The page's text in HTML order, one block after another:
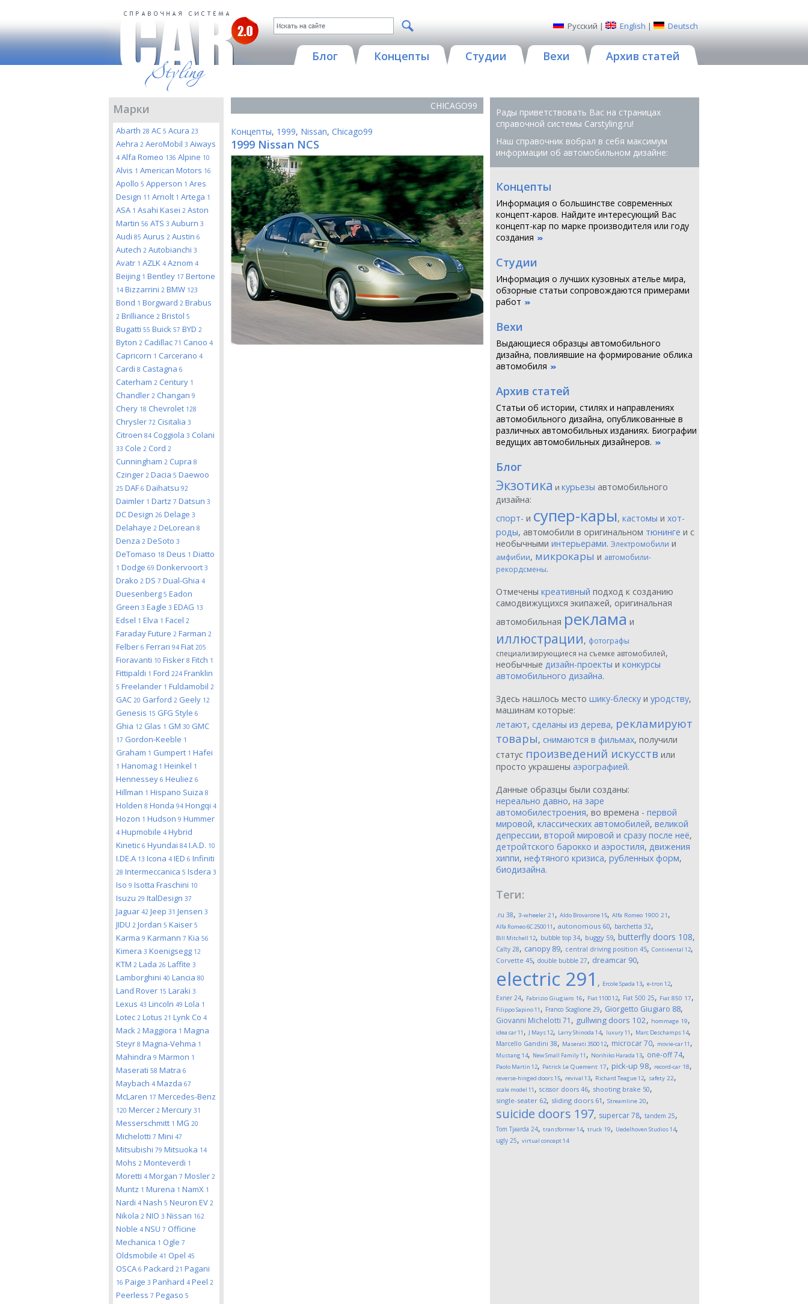
Русский | English | Deutsch
Блог Концепты Студии Вехи Архив статей
Марки
Abarth 28 AC 5 Acura 23
Aehra 2 AeroMobil 3 Aiways
4 Alfa Romeo 136 Alpine 10
Alvis 1 American Motors 16
Apollo 5 Apperson 1 Ares
Design 11 Arnolt 1 Artega 1
ASA 1 Asahi Kasei 2 Aston
Martin 56 ATS 3 Auburn 3
Audi 85 Aurus 2 Austin 6
Autech 2 Autobianchi 3
Avatr 1 AZLK 4 Aznom 4
Beijing 1 Bentley 17 Bertone
14 Bizzarrini 2 BMW 123
Bond 1 Borgward 2 Brabus
2 Brilliance 2 Bristol 5
Bugatti 55 Buick 57 BYD 2
Byton 2 Cadillac 71 Canoo 4
Capricorn 1 Carcerano 4
Cardi 8 Castagna 6
Caterham 2 Century 1
Chandler 2 Changan 9
Chery 18 Chevrolet 128
Chrysler 72 Cisitalia 3
Citroen 84 Coggiola 3 Colani
33 Cole 2 Cord 2
Cunningham 2 Cupra 8
Czinger 2 Dacia 5 Daewoo
25 DAF 6 Daihatsu 92
Daimler 1 Dartz 7 Datsun 3
DC Design 26 Delage 3
Delahaye 2 DeLorean 8
Denza 2 DeSoto 3
DeTomaso 18 Deus 1 Diatto
1 Dodge 69 Donkervoort 3
Drako 2 DS 7 Dual-Ghia 4
Duesenberg 5 Eadon
Green 3 Eagle 3 EDAG 13
Edsel 1 Elva 1 Facel 2
Faraday Future 2 Farman 2
Felber 6 Ferrari 94 Fiat 205
Fioravanti 10 Fisker 8 Fitch 1
Fittipaldi 1 Ford 224 Franklin
5 Freelander 1 Fuldamobil 2
GAC 20 Garford 2 Geely 12
Genesis 15 GFG Style 6
Ghia 12 Glas 1 GM 30 GMC
17 Gordon-Keeble 1
Graham 1 Gumpert 1 Hafei
1 Hanomag 1 Heinkel 1
Hennessey 6 Heuliez 6
Hillman 1 Hispano Suiza 8
Holden 8 Honda 94 Hongqi 4
Hozon 1 Hudson 9 Hummer
4 Hupmobile 4 Hybrid
Kinetic 6 Hyundai 84 I.A.D. 10
I.DE.A 13 Icona 4 IED 6 Infiniti
28 Intermeccanica 5 Isdera 3
Iso 9 Isotta Fraschini 10
Isuzu 29 ItalDesign 37
Jaguar 42 Jeep 31 Jensen 3
JIDU 2 Jordan 5 Kaiser 5
Karma 9 Karmann 7 Kia 56
Kimera 3 Koenigsegg 12
KTM 2 Lada 26 Laffite 3
Lamborghini 40 Lancia 80
Land Rover 15 Laraki 3
Lexus 43 Lincoln 49 Lola 1
Lotec 2 Lotus 21 Lynk Co 4
Mack 2 Maggiora 1 Magna
Steyr 8 Magna-Vehma 1
Mahindra 9 Marmon 1
Maserati 58 Matra 6
Maybach 4 Mazda 67
McLaren 17 Mercedes-Benz
120 Mercer 2 Mercury 31
Messerschmitt 1 MG 20
Michelotti 7 Mini 47
Mitsubishi 79 Mitsuoka 14
Mohs 2 Monteverdi 1
Moretti 4 Morgan 7 Mosler 2
Muntz 1 Murena 1 NamX 1
Nardi 4 Nash 5 Neuron EV 2
Nikola 2 NIO 3 Nissan 162
Noble 4 NSU 7 Officine
Mechanica 1 Ogle 7
Oldsmobile 41 Opel 45
OSCA 6 Packard 21 Pagani
16 Paige 3 Panhard 4 Peel 2
Peerless 7 Pegaso 5
CHICAGO99
Концепты, 1999, Nissan, Chicago99
1999 Nissan NCS
Рады приветствовать Вас на страницах
справочной системы Сarstyling.ru!
Наш справочник вобрал в себя максимум
информации об автомобильном дизайне:
Концепты
Информация о большинстве современных
концепт-каров. Найдите интересующий Вас
концепт-кар по марке производителя или году
создания
Студии
Информация о лучших кузовных ателье мира,
обзорные статьи сопровождаются примерами
работ
Вехи
Выдающиеся образцы автомобильного
дизайна, повлиявшие на формирование облика
автомобиля
Архив статей
Статьи об истории, стилях и направлениях
автомобильного дизайна, опубликованные в
различных автомобильных изданиях. Биографии
ведущих автомобильных дизайнеров.
Блог
Экзотика и курьезы автомобильного
дизайна:
спорт- и супер-кары, кастомы и хот-
роды, автомобили в оригинальном тюнинге и с
необычными интерьерами. Электромобили и
амфибии, микрокары и автомобили-
рекордсмены.
Отмечены креативный подход к созданию
самодвижущихся экипажей, оригинальная
автомобильная реклама и
иллюстрации, фотографы
специализирующиеся на съемке автомобилей,
необычные дизайн-проекты и конкурсы
автомобильного дизайна.
Здесь нашлось место шику-блеску и уродству,
машинам которые:
летают, сделаны из дерева, рекламируют
товары, снимаются в фильмах, получили
статус произведений искусств или
просто украшены аэрографией.
Данные образцы были созданы:
нереально давно, на заре
автомобилестроения, во времена - первой
мировой, классических автомобилей, великой
депрессии, второй мировой и сразу после неё,
детройтского барокко и аэростиля, движения
хиппи, нефтяного кризиса, рубленных форм,
биодизайна.
Теги:
.ru 38, 3-wheeler 21 , Aldo Brovarone15, Alfa Romeo 1900 21 ,
Alfa Romeo 6C 250011 , autonomous 60, barchetta 32,
Bill Mitchell 12, bubble top 34, buggy 59, butterfly doors 108,
Calty 28, canopy 89, central driving position 45, Continental 12,
Corvette 45, double bubble 27, dreamcar 90,
electric 291 , Ercole Spada 13, e-tron 12,
Exner 24, Fabrizio Giugiaro 16, Fiat 110012, Fiat 500 25, Fiat 850 17,
Filippo Sapino11 , Franco Scaglione 29, Giorgetto Giugiaro 88,
Giovanni Michelotti 71 , gullwing doors 102, hommage 19,
idea car11 , J Mays12, Larry Shinoda 14, luxury11 , Marc Deschamps14,
Marcello Gandini 38, Maserati 350012, microcar70, movie-car11 ,
Mustang 14, New Small Family11 , Norihiko Harada 13, one-off74,
Paolo Martin 12, Patrick Le Quement 17, pick-up 98, record-car 18,
reverse-hinged doors15, revival 13, Richard Teague12, safety 22,
scale model 11 , scissor doors 46, shooting brake 50,
single-seater 62, sliding doors 61 , Streamline 20,
suicide doors 197, supercar78, tandem 25,
Tom Tjaarda 24, transformer14, truck 19, Uedelhoven Studios14,
ugly 25, virtual concept14